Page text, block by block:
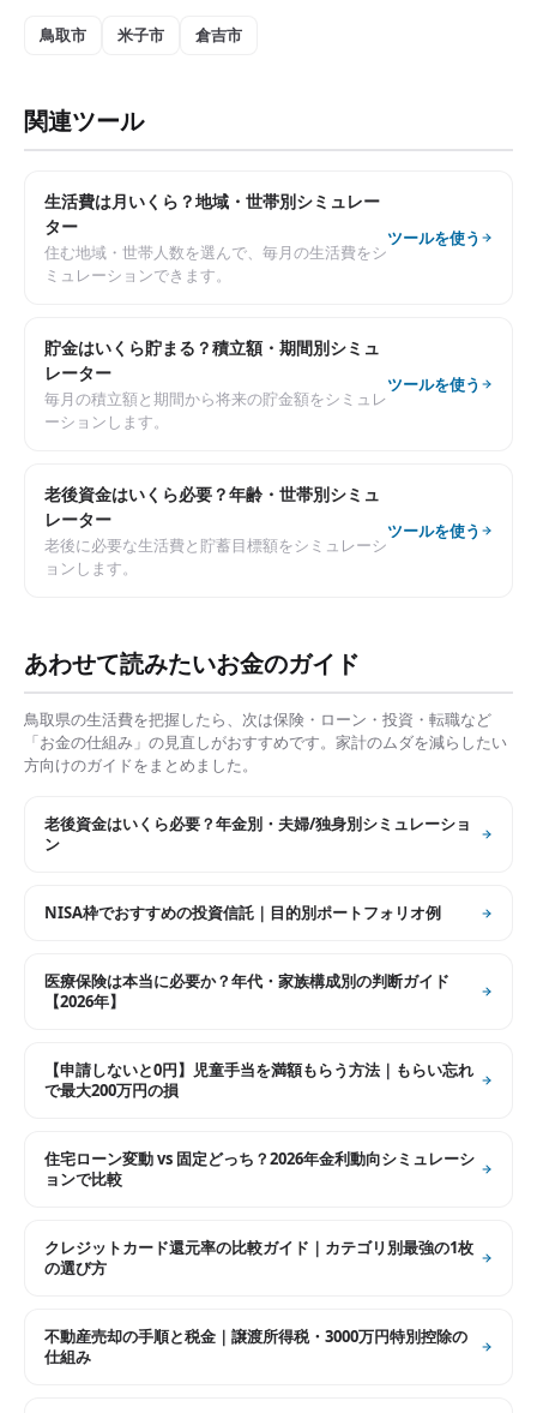
鳥取市 米子市 倉吉市
関連ツール
生活費は月いくら？地域・世帯別シミュレー
ター
住む地域・世帯人数を選んで、毎月の生活費をシ
ミュレーションできます。
ツールを使う
貯金はいくら貯まる？積立額・期間別シミュ
レーター
毎月の積立額と期間から将来の貯金額をシミュレ
ーションします。
ツールを使う
老後資金はいくら必要？年齢・世帯別シミュ
レーター
老後に必要な生活費と貯蓄目標額をシミュレーシ
ョンします。
ツールを使う
あわせて読みたいお金のガイド
鳥取県の生活費を把握したら、次は保険・ローン・投資・転職など
「お金の仕組み」の見直しがおすすめです。家計のムダを減らしたい
方向けのガイドをまとめました。
老後資金はいくら必要？年金別・夫婦/独身別シミュレーショ
ン
NISA枠でおすすめの投資信託｜目的別ポートフォリオ例
医療保険は本当に必要か？年代・家族構成別の判断ガイド
【2026年】
【申請しないと0円】児童手当を満額もらう方法｜もらい忘れ
で最大200万円の損
住宅ローン変動 vs 固定どっち？2026年金利動向シミュレーシ
ョンで比較
クレジットカード還元率の比較ガイド｜カテゴリ別最強の1枚
の選び方
不動産売却の手順と税金｜譲渡所得税・3000万円特別控除の
仕組み